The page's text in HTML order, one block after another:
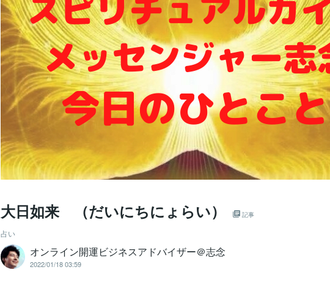
大日如来 （だいにちにょらい） 記事
占い
オンライン開運ビジネスアドバイザー＠志念
2022/01/18 03:59